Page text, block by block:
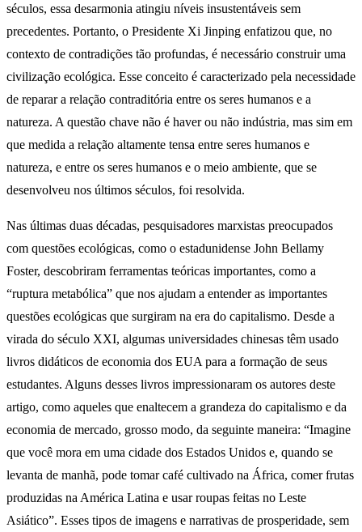
séculos, essa desarmonia atingiu níveis insustentáveis sem
precedentes. Portanto, o Presidente Xi Jinping enfatizou que, no
contexto de contradições tão profundas, é necessário construir uma
civilização ecológica. Esse conceito é caracterizado pela necessidade
de reparar a relação contraditória entre os seres humanos e a
natureza. A questão chave não é haver ou não indústria, mas sim em
que medida a relação altamente tensa entre seres humanos e
natureza, e entre os seres humanos e o meio ambiente, que se
desenvolveu nos últimos séculos, foi resolvida.
Nas últimas duas décadas, pesquisadores marxistas preocupados
com questões ecológicas, como o estadunidense John Bellamy
Foster, descobriram ferramentas teóricas importantes, como a
“ruptura metabólica” que nos ajudam a entender as importantes
questões ecológicas que surgiram na era do capitalismo. Desde a
virada do século XXI, algumas universidades chinesas têm usado
livros didáticos de economia dos EUA para a formação de seus
estudantes. Alguns desses livros impressionaram os autores deste
artigo, como aqueles que enaltecem a grandeza do capitalismo e da
economia de mercado, grosso modo, da seguinte maneira: “Imagine
que você mora em uma cidade dos Estados Unidos e, quando se
levanta de manhã, pode tomar café cultivado na África, comer frutas
produzidas na América Latina e usar roupas feitas no Leste
Asiático”. Esses tipos de imagens e narrativas de prosperidade, sem